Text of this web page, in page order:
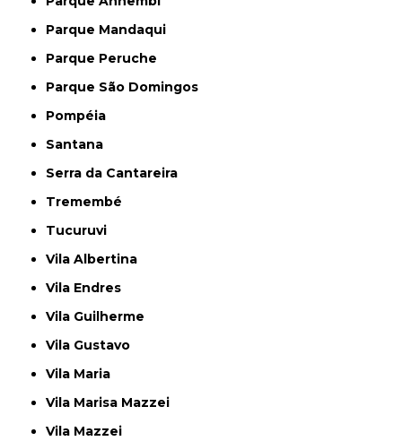
Parque Mandaqui
Parque Peruche
Parque São Domingos
Pompéia
Santana
Serra da Cantareira
Tremembé
Tucuruvi
Vila Albertina
Vila Endres
Vila Guilherme
Vila Gustavo
Vila Maria
Vila Marisa Mazzei
Vila Mazzei